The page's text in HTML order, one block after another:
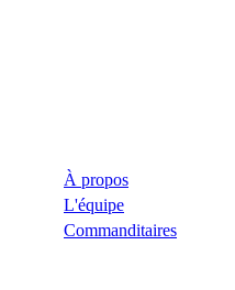
À propos
L'équipe
Commanditaires